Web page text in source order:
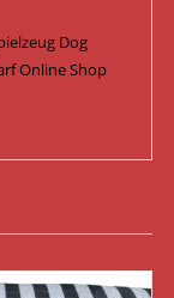
Dog
Online Shop